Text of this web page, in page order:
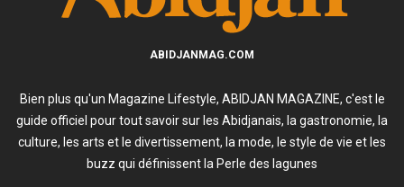
ABIDJANMAG.COM
Bien plus qu'un Magazine Lifestyle, ABIDJAN MAGAZINE, c'est le
guide officiel pour tout savoir sur les Abidjanais, la gastronomie, la
culture, les arts et le divertissement, la mode, le style de vie et les
buzz qui définissent la Perle des lagunes